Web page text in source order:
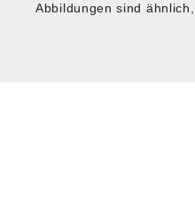
Abbildungen sind